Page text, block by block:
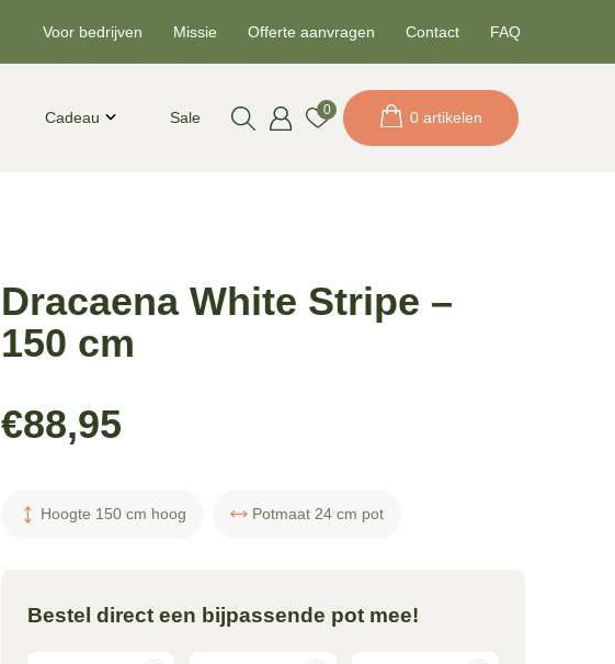
Voor bedrijven Missie Offerte aanvragen Contact FAQ
Cadeau Sale 0 0 artikelen
Dracaena White Stripe –
150 cm
€88,95
Hoogte 150 cm hoog Potmaat 24 cm pot
Bestel direct een bijpassende pot mee!